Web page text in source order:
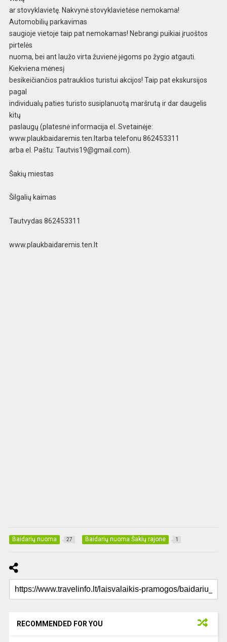
ar stovyklavietę. Nakvynė stovyklavietėse nemokama!
Automobil ių parkavimas
saugioje vietoje taip pat nemokamas! Nebrangi puikiai įruoštos
pirtelės
nuoma, bei ant laužo virta žuvienė jėgoms po žygio atgauti.
Kiekviena mėnesį
besikeičiančios patrauklios turistui akcijos! Taip pat ekskursijos
pagal
individualų paties turisto susiplanuotą maršrutą ir dar daugelis
kitų
paslaugų (platesnė informacija el. Svetainėje:
www.plaukbaidaremis.ten.ltarba telefonu 862453311
arba el. Paštu: Tautvis19@gmail.com).
Šakių miestas
Šilgalių kaimas
Tautvydas 862453311
www.plaukbaidaremis.ten.lt
Baidarių nuoma 27 Baidarių nuoma Šakių rajone 1
RECOMMENDED FOR YOU